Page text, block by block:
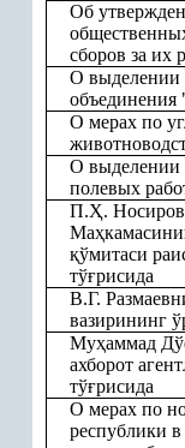
Об
сборов за их
О выделении
объединения
О мерах по
О выделении
полевых
П.Ҳ.
Маҳ
қўмитаси
тўғрисида
В.Г.
вазирининг
Муҳаммад
ахборот
тўғрисида
О мерах по
республики в